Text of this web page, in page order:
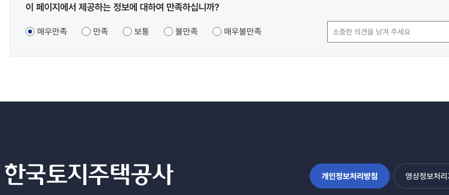
콘텐츠
조사
이 페이지에서 제공하는 정보에 대하여 만족하십니까?
매우만족 만족 보통 불만족 매우불만족
개인정보처리방침 영상정보처